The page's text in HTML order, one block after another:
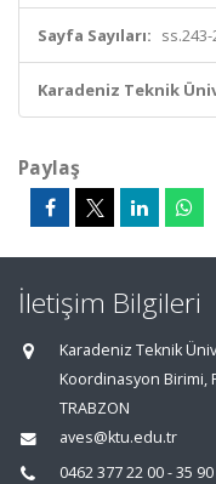
Sayfa Sayıları:
Karadeniz Teknik
Paylaş
İletişim Bilgileri
Karadeniz Teknik
Koordinasyon Birimi,
TRABZON
aves@ktu.edu.tr
0462 377 22 00 - 35 90